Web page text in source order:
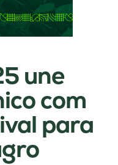
une
com
para